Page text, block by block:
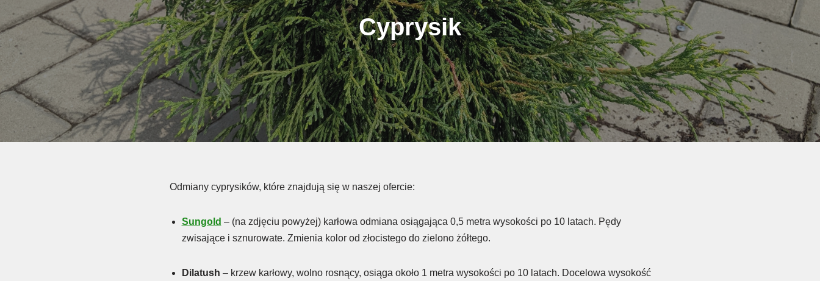
Cyprysik
Odmiany cyprysików, które znajdują się w naszej ofercie:
Sungold – (na zdjęciu powyżej) karłowa odmiana osiągająca 0,5 metra wysokości po 10 latach. Pędy
zwisające i sznurowate. Zmienia kolor od złocistego do zielono żółtego.
Dilatush – krzew karłowy, wolno rosnący, osiąga około 1 metra wysokości po 10 latach. Docelowa wysokość